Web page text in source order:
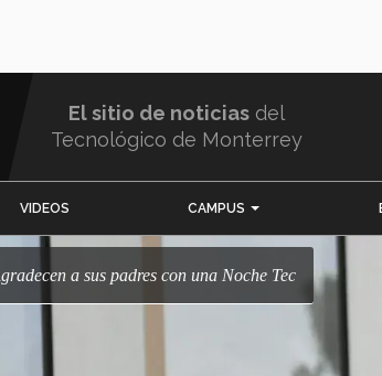
El sitio de noticias del
Tecnológico de Monterrey
VIDEOS CAMPUS
Agradecen a sus padres con una Noche Tec